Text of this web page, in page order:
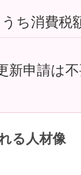
ち消費税
新申請は
る人材像